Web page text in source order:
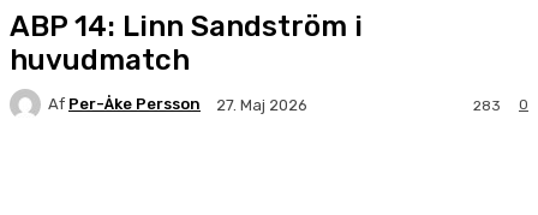
ABP 14: Linn Sandström i
huvudmatch
Af Per-Åke Persson 27. Maj 2026 0
283